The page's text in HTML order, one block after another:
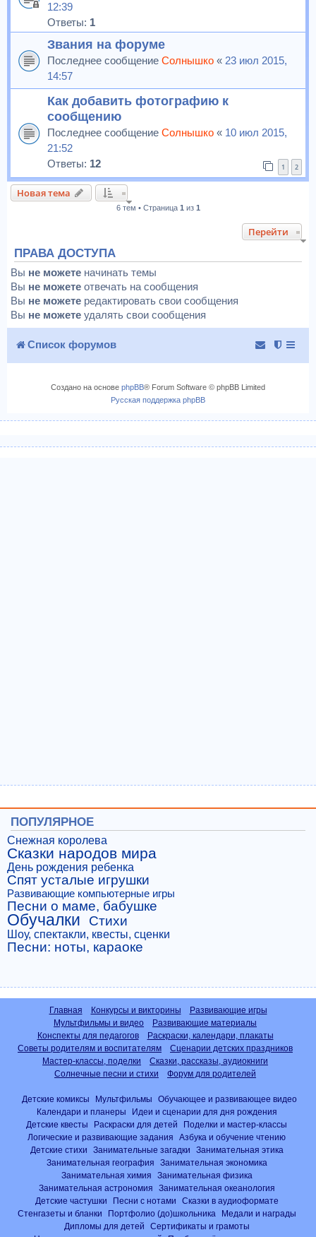
12:39
Ответы: 1
Звания на форуме
Последнее сообщение Солнышко « 23 июл 2015,
14:57
Как добавить фотографию к
сообщению
Последнее сообщение Солнышко « 10 июл 2015,
21:52
Ответы: 12 1 2
Новая тема
6 тем • Страница 1 из 1
Перейти
ПРАВА ДОСТУПА
Вы не можете начинать темы
Вы не можете отвечать на сообщения
Вы не можете редактировать свои сообщения
Вы не можете удалять свои сообщения
Список форумов
Создано на основе phpBB® Forum Software © phpBB Limited
Русская поддержка phpBB
ПОПУЛЯРНОЕ
Снежная королева
Сказки народов мира
День рождения ребенка
Спят усталые игрушки
Развивающие компьютерные игры
Песни о маме, бабушке
Обучалки Стихи
Шоу, спектакли, квесты, сценки
Песни: ноты, караоке
Главная Конкурсы и викторины
Развивающие игры
Мультфильмы и видео
Развивающие материалы
Конспекты для педагогов
Раскраски, календари, плакаты
Советы родителям и воспитателям
Сценарии детских праздников
Мастер-классы, поделки
Сказки, рассказы, аудиокниги
Солнечные песни и стихи
Форум для родителей
Детские комиксы Мультфильмы
Обучающее и развивающее видео
Календари и планеры
Идеи и сценарии для дня рождения
Детские квесты
Раскраски для детей
Поделки и мастер-классы
Логические и развивающие задания
Азбука и обучение чтению
Детские стихи
Занимательные загадки
Занимательная этика
Занимательная география
Занимательная экономика
Занимательная химия
Занимательная физика
Занимательная астрономия
Занимательная океанология
Детские частушки
Песни с нотами
Сказки в аудиоформате
Стенгазеты и бланки
Портфолио (до)школьника
Медали и награды
Дипломы для детей
Сертификаты и грамоты